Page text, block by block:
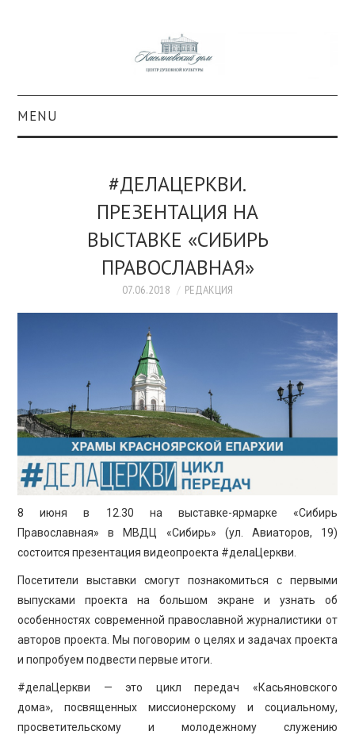
MENU
#КАСДОМ
ОБРАЗОВАНИЕ
#ДЕЛАЦЕРКВИ.
ПРЕЗЕНТАЦИЯ НА
ВЫСТАВКЕ «СИБИРЬ
ПРАВОСЛАВНАЯ»
07.06.2018 РЕДАКЦИЯ
8 июня в 12.30 на выставке-ярмарке «Сибирь
Православная» в МВДЦ «Сибирь» (ул. Авиаторов, 19)
состоится презентация видеопроекта #делаЦеркви.
Посетители выставки смогут познакомиться с первыми
выпусками проекта на большом экране и узнать об
особенностях современной православной журналистики от
авторов проекта. Мы поговорим о целях и задачах проекта
и попробуем подвести первые итоги.
#делаЦеркви — это цикл передач «Касьяновского
дома», посвященных миссионерскому и социальному,
просветительскому и молодежному служению